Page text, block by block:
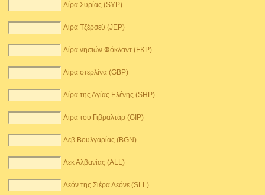
Λίρα Συρίας (SYP)
Λίρα Τζέρσεϋ (JEP)
Λίρα νησιών Φόκλαντ (FKP)
Λίρα στερλίνα (GBP)
Λίρα της Αγίας Ελένης (SHP)
Λίρα του Γιβραλτάρ (GIP)
Λεβ Βουλγαρίας (BGN)
Λεκ Αλβανίας (ALL)
Λεόν της Σιέρα Λεόνε (SLL)